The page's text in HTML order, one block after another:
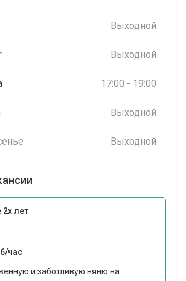
Выходной
Выходной
17:00 - 19:00
Выходной
Выходной
2х лет
час
и заботливую няню на